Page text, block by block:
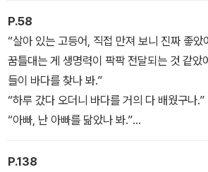
P.58
“살아 있는 고등어, 직접 만져 보니 진짜 좋았
꿈틀대는 게 생명력이 팍팍 전달되는 것 같았
들이 바다를 찾나 봐.”
“하루 갔다 오더니 바다를 거의 다 배웠구나.”
“아빠, 난 아빠를 닮았나 봐.”
“허허허…….”
“바다에 나가 보니 바다가 내 안에 있다는 걸
P.138